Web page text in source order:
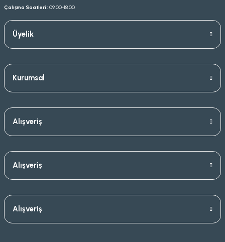
Çalışma Saatleri :09.00-18.00
Üyelik
Kurumsal
Alışveriş
Alışveriş
Alışveriş